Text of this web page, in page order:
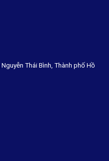
Thái Bình, Thành phố Hồ